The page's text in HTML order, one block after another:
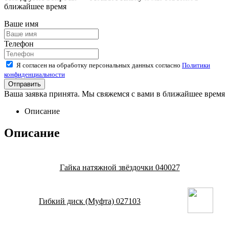
ближайшее время
Ваше имя
Телефон
Я согласен на обработку персональных данных согласно Политики
конфиденциальности
Ваша заявка принята. Мы свяжемся с вами в ближайшее время
Описание
Описание
Гайка натяжной звёздочки 040027
Гибкий диск (Муфта) 027103